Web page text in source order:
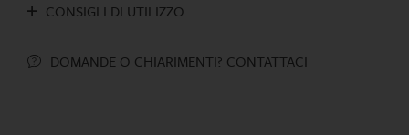
CONSIGLI DI UTILIZZO
DOMANDE O CHIARIMENTI? CONTATTACI